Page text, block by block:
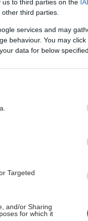
to third parties on the
third parties.
services and may
behaviour. You may
data for below
Targeted
and/or Sharing
for which it
κριτήριο
δεν
των ασθενών
της
αντιπρόεδρος
ο ρόλος του